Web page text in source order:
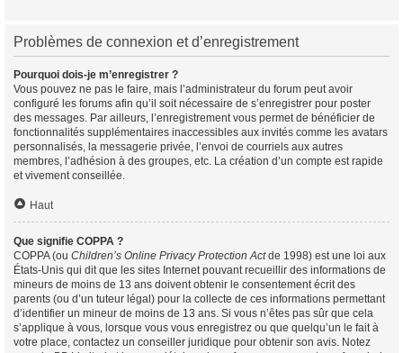
Problèmes de connexion et d’enregistrement
Pourquoi dois-je m’enregistrer ?
Vous pouvez ne pas le faire, mais l’administrateur du forum peut avoir
configuré les forums afin qu’il soit nécessaire de s’enregistrer pour poster
des messages. Par ailleurs, l’enregistrement vous permet de bénéficier de
fonctionnalités supplémentaires inaccessibles aux invités comme les avatars
personnalisés, la messagerie privée, l’envoi de courriels aux autres
membres, l’adhésion à des groupes, etc. La création d’un compte est rapide
et vivement conseillée.
Haut
Que signifie COPPA ?
COPPA (ou Children’s Online Privacy Protection Actde 1998) est une loi aux
États-Unis qui dit que les sites Internet pouvant recueillir des informations de
mineurs de moins de 13 ans doivent obtenir le consentement écrit des
parents (ou d’un tuteur légal) pour la collecte de ces informations permettant
d’identifier un mineur de moins de 13 ans. Si vous n’êtes pas sûr que cela
s’applique à vous, lorsque vous vous enregistrez ou que quelqu’un le fait à
votre place, contactez un conseiller juridique pour obtenir son avis. Notez